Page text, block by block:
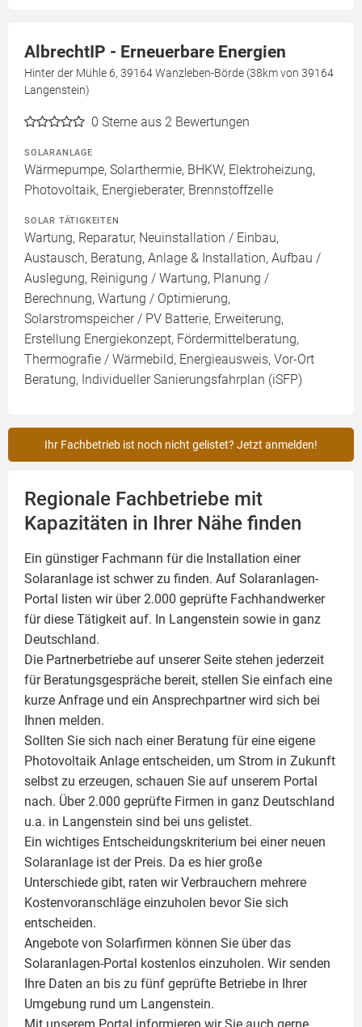
AlbrechtIP - Erneuerbare Energien
Hinter der Mühle 6, 39164 Wanzleben-Börde (38km von 39164
Langenstein)
0 Sterne aus 2 Bewertungen
SOLARANLAGE
Wärmepumpe, Solarthermie, BHKW, Elektroheizung,
Photovoltaik, Energieberater, Brennstoffzelle
SOLAR TÄTIGKEITEN
Wartung, Reparatur, Neuinstallation / Einbau,
Austausch, Beratung, Anlage & Installation, Aufbau /
Auslegung, Reinigung / Wartung, Planung /
Berechnung, Wartung / Optimierung,
Solarstromspeicher / PV Batterie, Erweiterung,
Erstellung Energiekonzept, Fördermittelberatung,
Thermografie / Wärmebild, Energieausweis, Vor-Ort
Beratung, Individueller Sanierungsfahrplan (iSFP)
Ihr Fachbetrieb ist noch nicht gelistet? Jetzt anmelden!
Regionale Fachbetriebe mit
Kapazitäten in Ihrer Nähe finden
Ein günstiger Fachmann für die Installation einer
Solaranlage ist schwer zu finden. Auf Solaranlagen-
Portal listen wir über 2.000 geprüfte Fachhandwerker
für diese Tätigkeit auf. In Langenstein sowie in ganz
Deutschland.
Die Partnerbetriebe auf unserer Seite stehen jederzeit
für Beratungsgespräche bereit, stellen Sie einfach eine
kurze Anfrage und ein Ansprechpartner wird sich bei
Ihnen melden.
Sollten Sie sich nach einer Beratung für eine eigene
Photovoltaik Anlage entscheiden, um Strom in Zukunft
selbst zu erzeugen, schauen Sie auf unserem Portal
nach. Über 2.000 geprüfte Firmen in ganz Deutschland
u.a. in Langenstein sind bei uns gelistet.
Ein wichtiges Entscheidungskriterium bei einer neuen
Solaranlage ist der Preis. Da es hier große
Unterschiede gibt, raten wir Verbrauchern mehrere
Kostenvoranschläge einzuholen bevor Sie sich
entscheiden.
Angebote von Solarfirmen können Sie über das
Solaranlagen-Portal kostenlos einzuholen. Wir senden
Ihre Daten an bis zu fünf geprüfte Betriebe in Ihrer
Umgebung rund um Langenstein.